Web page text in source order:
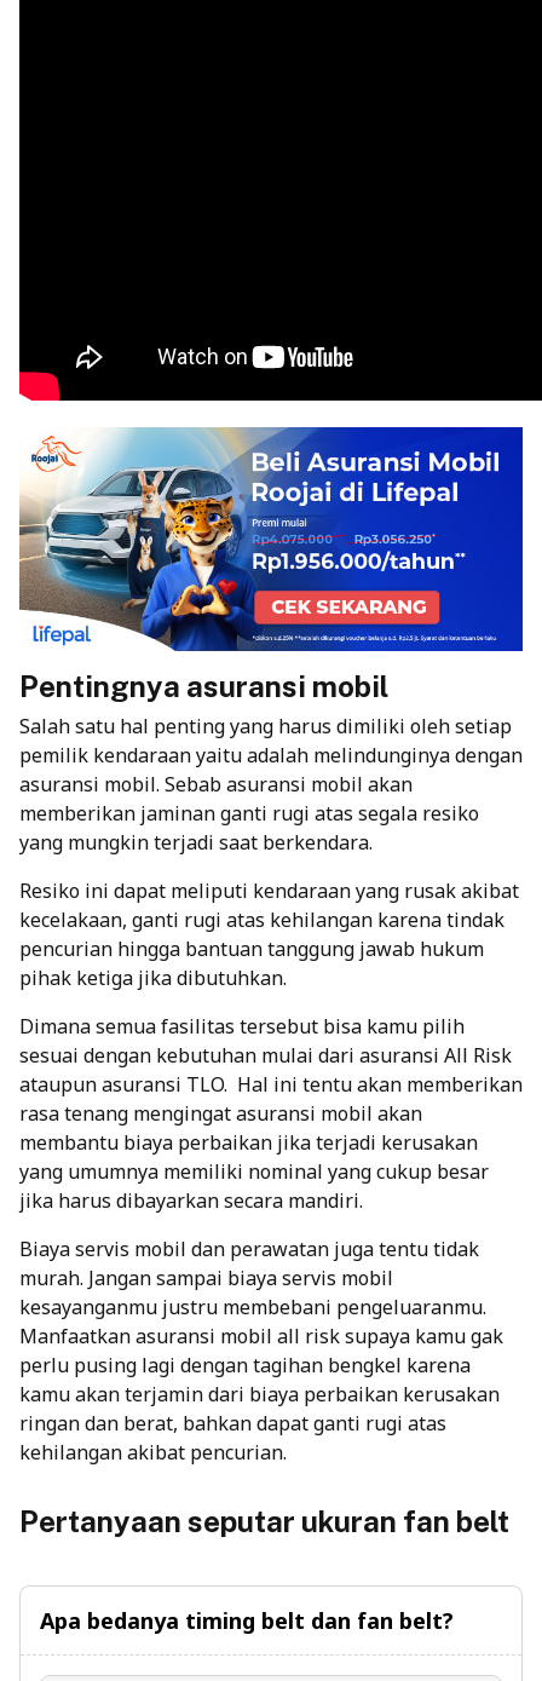
Pentingnya asuransi mobil
Salah satu hal penting yang harus dimiliki oleh setiap
pemilik kendaraan yaitu adalah melindunginya dengan
asuransi mobil. Sebab asuransi mobil akan
memberikan jaminan ganti rugi atas segala resiko
yang mungkin terjadi saat berkendara.
Resiko ini dapat meliputi kendaraan yang rusak akibat
kecelakaan, ganti rugi atas kehilangan karena tindak
pencurian hingga bantuan tanggung jawab hukum
pihak ketiga jika dibutuhkan.
Dimana semua fasilitas tersebut bisa kamu pilih
sesuai dengan kebutuhan mulai dari asuransi All Risk
ataupun asuransi TLO. Hal ini tentu akan memberikan
rasa tenang mengingat asuransi mobil akan
membantu biaya perbaikan jika terjadi kerusakan
yang umumnya memiliki nominal yang cukup besar
jika harus dibayarkan secara mandiri.
Biayaservis mobil dan perawatan juga tentu tidak
murah. Jangan sampai biaya servis mobil
kesayanganmu justru membebani pengeluaranmu.
Manfaatkanasuransi mobil all risksupaya kamu gak
perlu pusing lagi dengan tagihan bengkel karena
kamu akan terjamin dari biaya perbaikan kerusakan
ringan dan berat, bahkan dapat ganti rugi atas
kehilangan akibat pencurian.
Pertanyaan seputar ukuran fan belt
Apa bedanya timing belt dan fan belt?